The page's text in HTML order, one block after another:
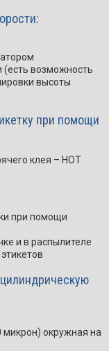
(есть возможность
высоты
при помощи
клея – HOT
при помощи
и в распылителе
микрон) окружная на